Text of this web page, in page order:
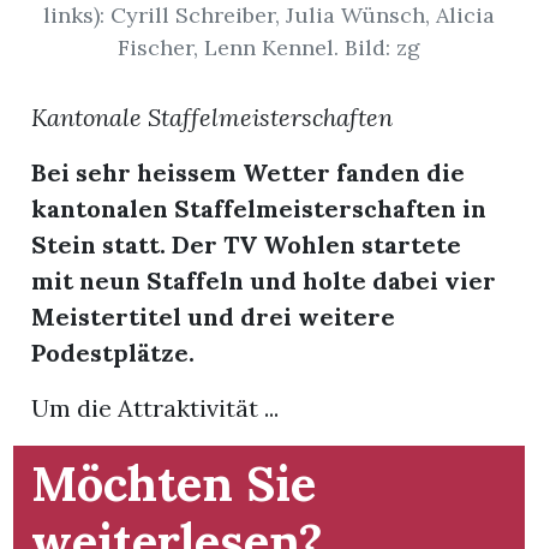
links): Cyrill Schreiber, Julia Wünsch, Alicia
Fischer, Lenn Kennel. Bild: zg
Kantonale Staffelmeisterschaften
Bei sehr heissem Wetter fanden die
kantonalen Staffelmeisterschaften in
Stein statt. Der TV Wohlen startete
mit neun Staffeln und holte dabei vier
Meistertitel und drei weitere
Podestplätze.
Um die Attraktivität ...
Möchten Sie